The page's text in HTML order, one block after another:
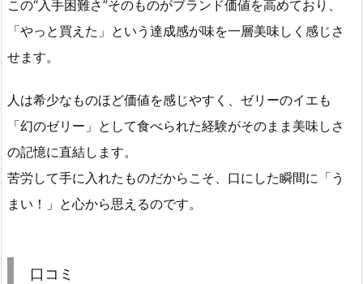
この“入手困難さ”そのものがブランド価値を高めており、
「やっと買えた」という達成感が味を一層美味しく感じさ
せます。
人は希少なものほど価値を感じやすく、ゼリーのイエも
「幻のゼリー」として食べられた経験がそのまま美味しさ
の記憶に直結します。
苦労して手に入れたものだからこそ、口にした瞬間に「う
まい！」と心から思えるのです。
口コミ